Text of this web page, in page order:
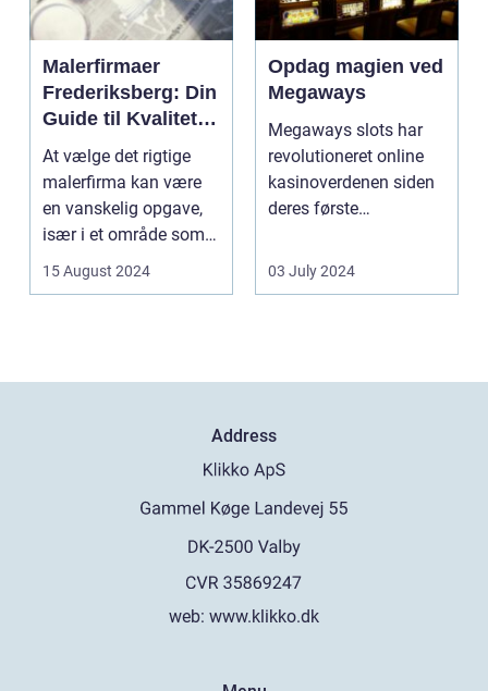
Malerfirmaer
Frederiksberg: Din
Guide til Kvalitet
og Service
At vælge det rigtige
malerfirma kan være
en vanskelig opgave,
især i et område som
15 August 2024
Opdag magien ved
Megaways
Megaways slots har
revolutioneret online
kasinoverdenen siden
deres første
spillea...
03 July 2024
Address
web: www.klikko.dk